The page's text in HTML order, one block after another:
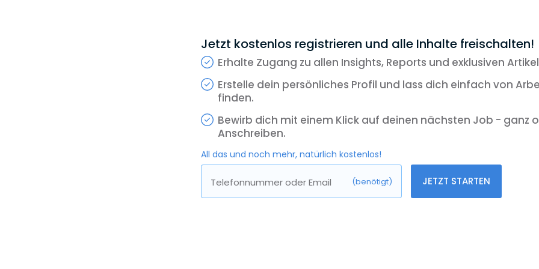
Marktdynamik: Das Presserecht im Medienwandel
Pressefreiheit vs. Persönlichkeitsschutz
Gesetzlicher und regulatorischer Rahmen: Nationale und
Ebenen
Welche Skills entscheiden über deinen Erfolg im Presserecht?
Gehalt & Karriere - Deine Aussichten im Presserecht
Ausblick: Presserecht als Zukunfts- und Krisendisziplin
Jetzt kostenlos registrieren und alle Inhalte freischalten!
Erhalte Zugang zu allen Insights, Reports und exklusiven
Erstelle dein persönliches Profil und lass dich einfach von
finden.
Bewirb dich mit einem Klick auf deinen nächsten Job - ganz
Anschreiben.
All das und noch mehr, natürlich kostenlos!
Telefonnummer oder Email (benötigt) JETZT STARTEN